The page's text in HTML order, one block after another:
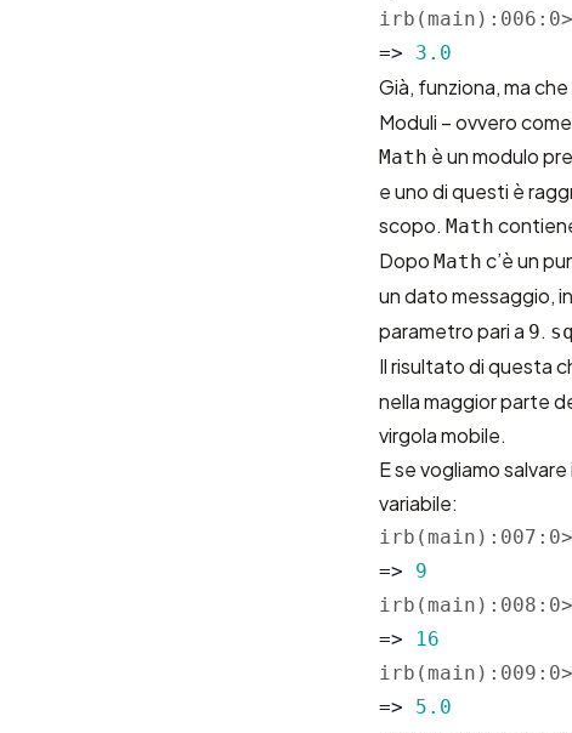
irb(main):006:0>
=>
3.0
Già, funziona, ma
Moduli – ovvero
Math è un modulo
e uno di questi è
scopo. Math
Dopo Math c’è un
un dato messaggio,
parametro pari a 9.
Il risultato di questa
nella maggior parte
virgola mobile.
E se vogliamo
variabile:
irb(main):007:0>
=>
9
irb(main):008:0>
=>
16
irb(main):009:0>
=>
5.0